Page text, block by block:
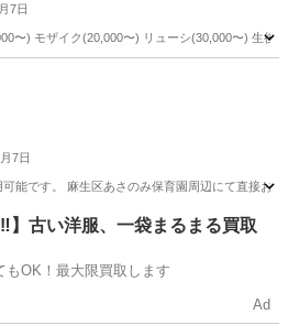
7日
〜) モザイク(20,000〜) リューシ(30,000〜) 生
7日
能です。 麻生区あさのみ保育園周辺にて直接お
駅 その他
】古い洋服、一袋まるまる買取
もOK！最大限買取します
Ad